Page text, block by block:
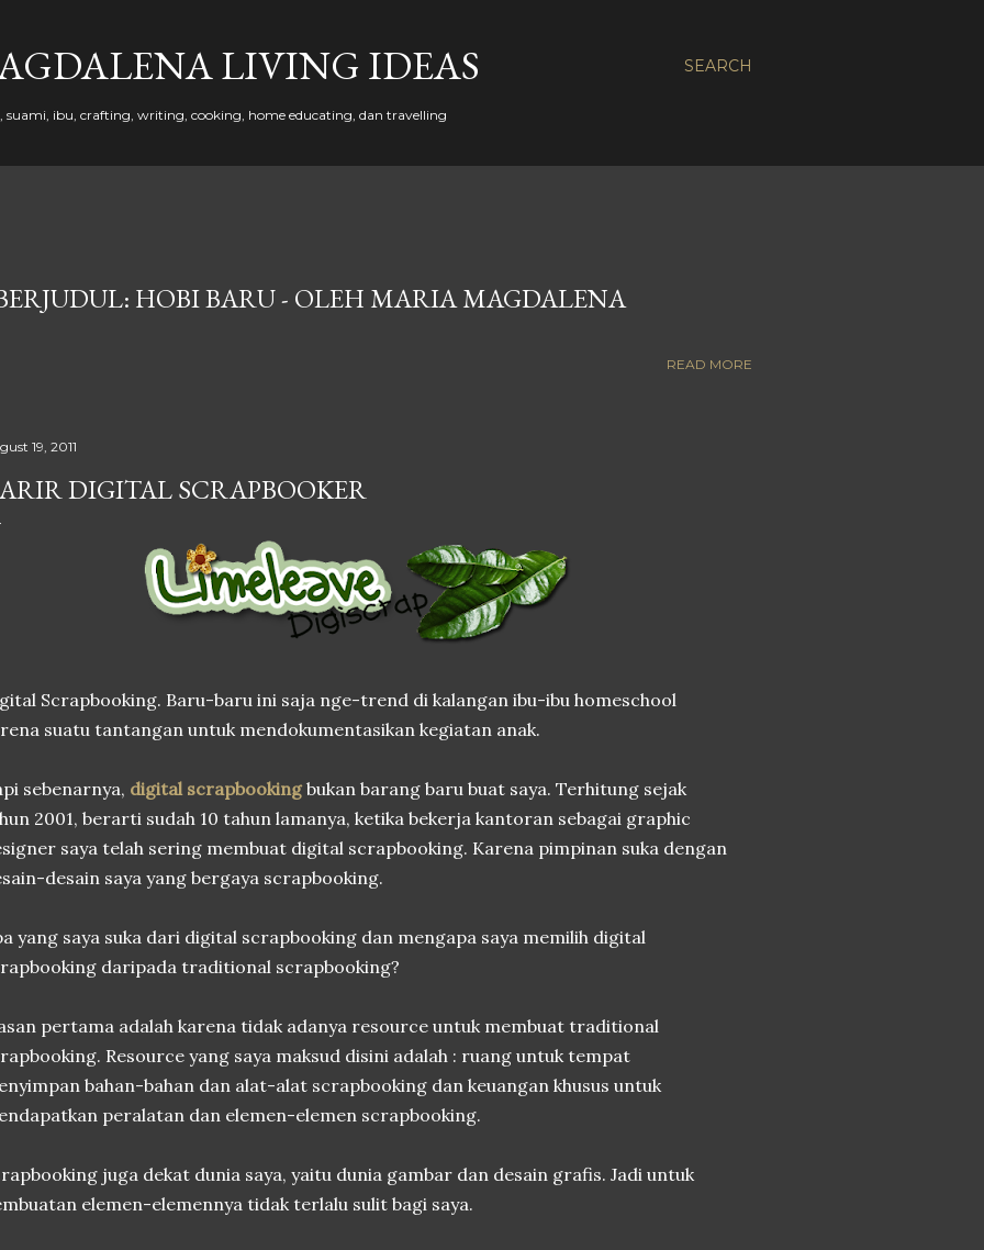
SEARCH
LIVING IDEAS
suami, ibu, crafting, writing, cooking, home educating, dan travelling
HOBI BARU - OLEH MARIA MAGDALENA
READ MORE
19, 2011
DIGITAL SCRAPBOOKER
Scrapbooking. Baru-baru ini saja nge-trend di kalangan ibu-ibu homeschool
suatu tantangan untuk mendokumentasikan kegiatan anak.
sebenarnya, digital scrapbookingbukan barang baru buat saya. Terhitung sejak
2001, berarti sudah 10 tahun lamanya, ketika bekerja kantoran sebagai graphic
saya telah sering membuat digital scrapbooking. Karena pimpinan suka dengan
desain saya yang bergaya scrapbooking.
yang saya suka dari digital scrapbooking dan mengapa saya memilih digital
daripada traditional scrapbooking?
pertama adalah karena tidak adanya resource untuk membuat traditional
Resource yang saya maksud disini adalah : ruang untuk tempat
bahan-bahan dan alat-alat scrapbooking dan keuangan khusus untuk
peralatan dan elemen-elemen scrapbooking.
juga dekat dunia saya, yaitu dunia gambar dan desain grafis. Jadi untuk
elemen-elemennya tidak terlalu sulit bagi saya.